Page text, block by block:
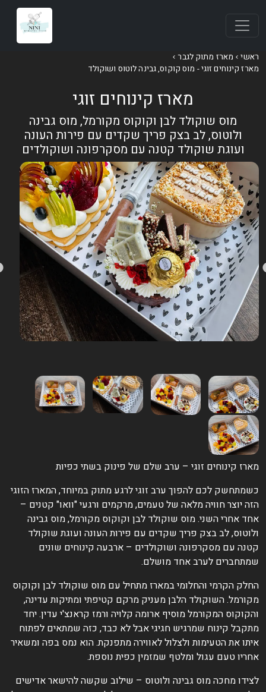
ראשי
מארז מתוק לגבר
מארז קינוחים זוגי - מוס קוקוס, גבינה לוטוס ושוקולד
מארז קינוחים זוגי
מוס שוקולד לבן וקוקוס מקורמל, מוס גבינה
ולוטוס, לב בצק פריך שקדים עם פירות העונה
ועוגת שוקולד קטנה עם מסקרפונה ושוקולדים
מארז קינוחים זוגי – ערב שלם של פינוק בשתי כפיות
כשמתחשק לכם להפוך ערב זוגי לרגע מתוק במיוחד, המארז הזוגי
הזה יוצר חוויה מלאה של טעמים, מרקמים ורגעי "וואו" קטנים –
אחד אחרי השני. מוס שוקולד לבן וקוקוס מקורמל, מוס גבינה
ולוטוס, לב בצק פריך שקדים עם פירות העונה ועוגת שוקולד
קטנה עם מסקרפונה ושוקולדים – ארבעה קינוחים שונים
שמתחברים לערב אחד מושלם.
החלק הקרמי והחלומי במארז מתחיל עם מוס שוקולד לבן וקוקוס
מקורמל. השוקולד הלבן מעניק מרקם קטיפתי ומתיקות עדינה,
והקוקוס המקורמל מוסיף ארומה קלויה ורמז קראנצ'י עדין. יחד
מתקבל קינוח שמרגיש חגיגי אבל לא כבד, כזה שמתאים לפתוח
איתו את הטעימות ולצלול לאווירה מתפנקת. הוא נמס בפה ומשאיר
אחריו טעם עגול ומלטף שמזמין כפית נוספת.
לצידו מחכה מוס גבינה ולוטוס – שילוב שקשה להישאר אדישים